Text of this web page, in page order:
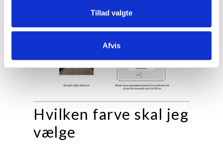
Tillad valgte
Afvis
Hvilken farve skal jeg
vælge